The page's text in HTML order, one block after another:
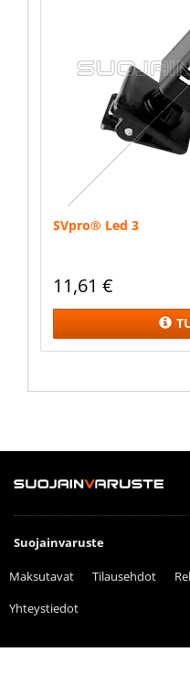
SVpro® Led 3
11,61 €
Suojainvaruste
Maksutavat Tilausehdot
Yhteystiedot